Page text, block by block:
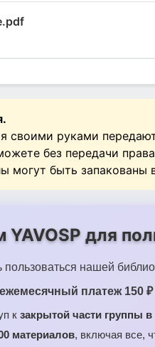
своими руками
без передачи
могут быть запакованы
для
нашей
ежемесячный платеж 150 ₽
к закрытой части группы в
материалов, включая все,